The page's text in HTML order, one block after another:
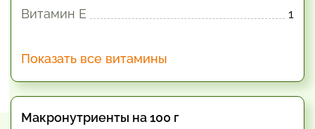
Витамин E
1
Показать все витамины
Макронутриенты на 100 г